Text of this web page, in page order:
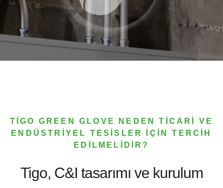
TİGO GREEN GLOVE NEDEN TİCARİ VE
ENDÜSTRİYEL TESİSLER İÇİN TERCİH
EDİLMELİDİR?
Tigo, C&I tasarımı ve kurulum